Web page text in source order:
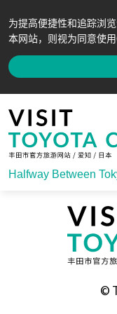
为提高便捷性和追踪浏
本网站，则视为同意使用
Halfway Between
©